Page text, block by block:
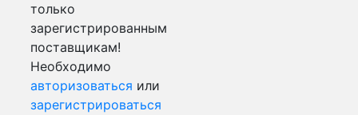
только
зарегистрированным
поставщикам!
Необходимо
авторизоваться или
зарегистрироваться